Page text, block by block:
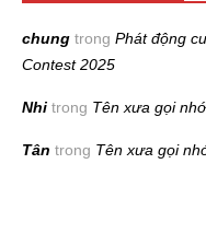
chung trong Phát động
Contest 2025
Nhi trong Tên xưa gọi nhớ
Tân trong Tên xưa gọi